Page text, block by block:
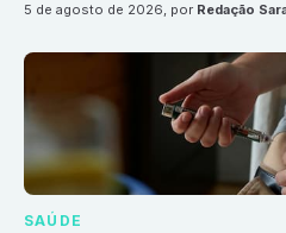
5 de agosto de 2026, por Redação
SAÚDE